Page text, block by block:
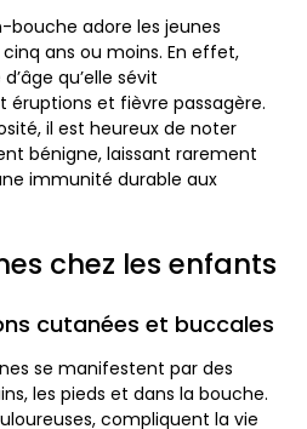
adore les jeunes
ans ou moins. En effet,
qu’elle sévit
et fièvre passagère.
il est heureux de noter
bénigne, laissant rarement
immunité durable aux
chez les enfants
cutanées et buccales
se manifestent par des
les pieds et dans la bouche.
compliquent la vie